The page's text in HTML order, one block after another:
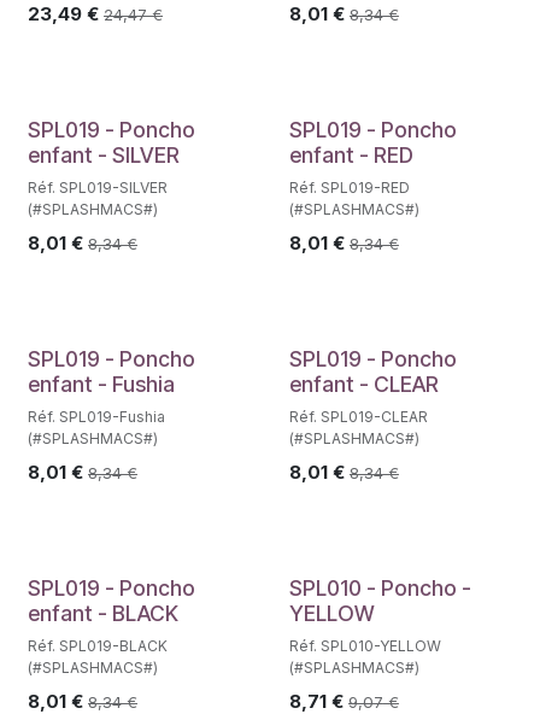
23,49 € 24,47€ 8,01€ 8,34€
SPL019 - Poncho
enfant - SILVER
Réf. SPL019-SILVER
(#SPLASHMACS#)
8,01 € 8,34€
SPL019 - Poncho
enfant - RED
Réf. SPL019-RED
(#SPLASHMACS#)
8,01€ 8,34€
SPL019 - Poncho
enfant - Fushia
Réf. SPL019-Fushia
(#SPLASHMACS#)
8,01 € 8,34€
SPL019 - Poncho
enfant - CLEAR
Réf. SPL019-CLEAR
(#SPLASHMACS#)
8,01€ 8,34€
SPL019 - Poncho
enfant - BLACK
Réf. SPL019-BLACK
(#SPLASHMACS#)
8,01 € 8,34€
SPL010 - Poncho -
YELLOW
Réf. SPL010-YELLOW
(#SPLASHMACS#)
8,71€ 9,07€